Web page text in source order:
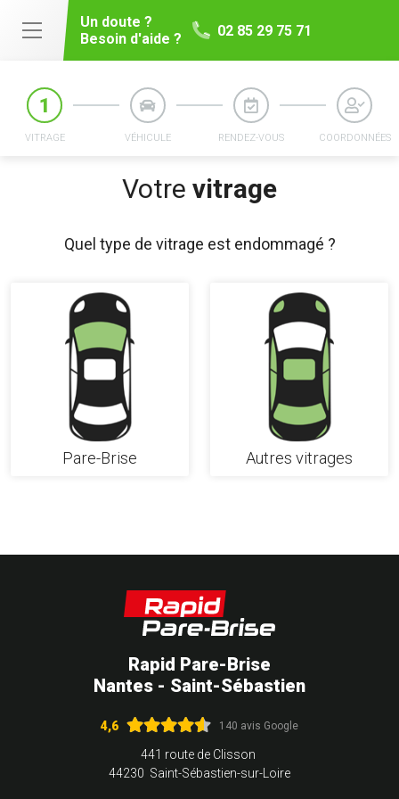
Un doute ?
Besoin d'aide ?
02 85 29 75 71
Votre vitrage
VITRAGE VÉHICULE RENDEZ-VOUS COORDONNÉES
Quel type de vitrage est endommagé ?
Pare-Brise Autres vitrages
Rapid Pare-Brise
Nantes - Saint-Sébastien
4,6 140 avis Google
441 route de Clisson
44230 Saint-Sébastien-sur-Loire